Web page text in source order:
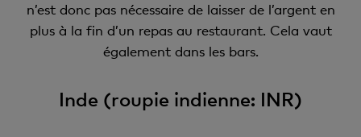
n’est donc pas nécessaire de laisser de l’argent en
plus à la fin d’un repas au restaurant. Cela vaut
également dans les bars.
Inde (roupie indienne: INR)